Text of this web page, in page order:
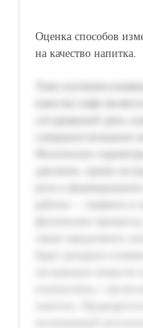
Оценка способов
на качество напитка.